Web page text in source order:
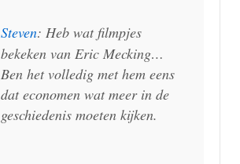
Steven: Heb wat filmpjes
bekeken van Eric Mecking…
Ben het volledig met hem eens
dat economen wat meer in de
geschiedenis moeten kijken.